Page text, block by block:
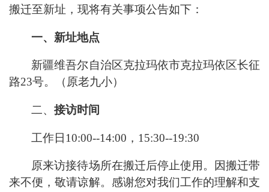
搬迁至新址，现将有关事项公告如下：
一、新址地点
新疆维吾尔自治区克拉玛依市克拉玛依区长征
路23号。 （原老九小）
二、接访时间
工作日10:00--14:00，15:30--19:30
原来访接待场所在搬迁后停止使用。
因搬迁带
来不便，敬请谅解。感谢您对我们工作的理解和支